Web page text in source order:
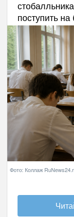
поступить
Фото: Коллаж